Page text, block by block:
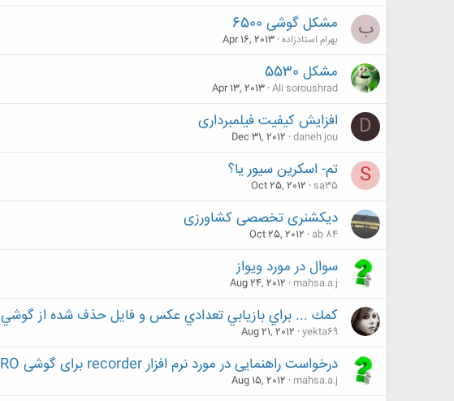
ب مشکل گوشی 6500
بهرام استادزاده Apr 16, 2013
مشکل 5530
Ali soroushrad
Apr 13, 2013
D افزایش کیفیت فیلمبرداری
daneh jou
Dec 31, 2012
S تم- اسکرین سیور یا؟
sa35
Oct 25, 2012
دیکشنری تخصصی کشاورزی
ab 84
Oct 25, 2012
سوال در مورد ویواز
mahsa.a.j
Aug 24, 2012
كمك ... براي بازيابي تعدادي عكس و فايل حذف شده از گوشي N8
yekta69
Aug 21, 2012
درخواست راهنمایی در مورد نرم افزار recorder برای گوشی VIVAZ PRO
mahsa.a.j
Aug 15, 2012